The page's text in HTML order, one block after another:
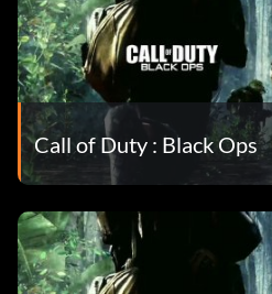
Call of Duty : Black Ops